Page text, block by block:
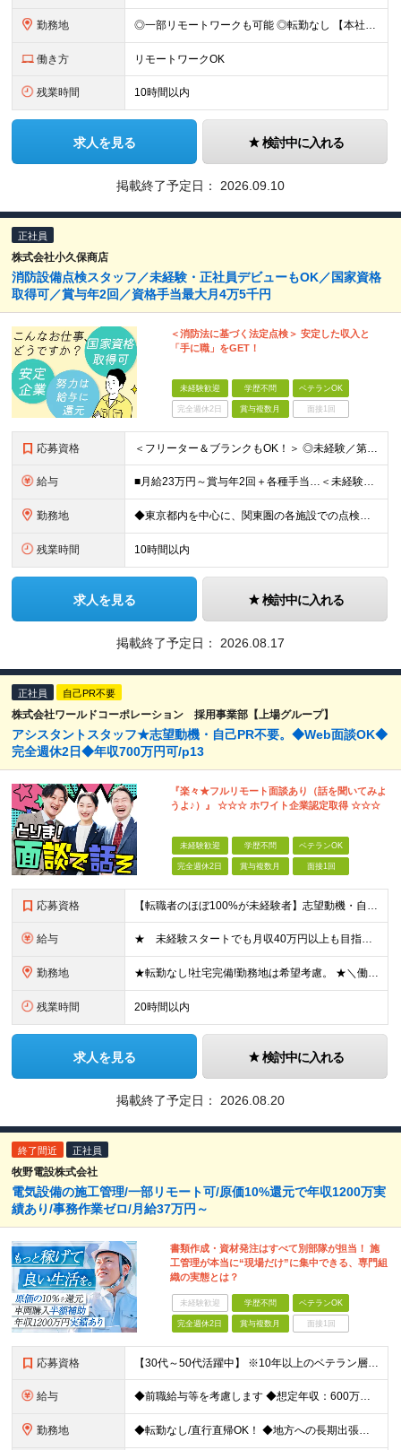
勤務地 ◎一部リモートワークも可能 ◎転勤なし 【本社】東京都練馬区南大泉5-38-10 ※現場は東京23区、神奈川、千葉、埼玉などの首都圏エリアです (変更の範囲)上記を除く当社関連勤務地
働き方 リモートワークOK
残業時間 10時間以内
求人を見る 検討中に入れる
掲載終了予定日： 2026.09.10
正社員
株式会社小久保商店
消防設備点検スタッフ／未経験・正社員デビューもOK／国家資格
取得可／賞与年2回／資格手当最大月4万5千円
＜消防法に基づく法定点検＞ 安定した収入と
「手に職」をGET！
未経験歓迎 学歴不問 ベテランOK
完全週休2日 賞与複数月 面接1回
応募資格 ＜フリーター＆ブランクもOK！＞ ◎未経験／第二新卒OK ◎学歴不問 ◎普通自動車運転免許（AT限定可） ＜こんな方にピッタリです＞ ◆手に職をつけたい ◆安定した収入がほしい ◆正社員として働きた
給与 ■月給23万円～賞与年2回＋各種手当…＜未経験者＞ ■月給24万円～28万円＋賞与年2回＋各種手当…＜消防設備以外の点検工事経験者＞ ■月給28万円～＋賞与年2回＋各種手当…＜消防設備点検経験者※
勤務地 ◆東京都内を中心に、関東圏の各施設での点検業務になります ◆自転車通勤OK ＜本社＞東京都江東区白河2丁目1－1 ※希望により、関連会社への転籍、出向も可能です（横浜、大阪） ●基本的に日中は外出
残業時間 10時間以内
求人を見る 検討中に入れる
掲載終了予定日： 2026.08.17
正社員 自己PR不要
株式会社ワールドコーポレーション 採用事業部【上場グループ】
アシスタントスタッフ★志望動機・自己PR不要。◆Web面談OK◆
完全週休2日◆年収700万円可/p13
『楽々★フルリモート面談あり（話を聞いてみよ
うよ♪）』 ☆☆☆ ホワイト企業認定取得 ☆☆☆
未経験歓迎 学歴不問 ベテランOK
完全週休2日 賞与複数月 面接1回
応募資格 【転職者のほぼ100%が未経験者】志望動機・自己PR不要 ◎学歴、職歴、転職回数、正社員経験の有無などは一切問いません！ ◎ご年齢が38歳までの方※若年層の長期キャリア形成のため 普通自動車免許（
給与 ★ 未経験スタートでも月収40万円以上も目指せます！ ★ ★ 試用期間6か月あり／給与・待遇に変更なし ★ ＼パターン①orパターン②で給与形態の選択が可能／ ＜パターン①＞ 月給+交通費+（残業
勤務地 ★転勤なし!社宅完備!勤務地は希望考慮。 ★＼働きたいエリアで仕事ができます／ ★U・Iターン歓迎! ■関東/東京、神奈川、埼玉、千葉、群馬、栃木、茨城 ■東北/青森、秋田、岩手、宮城、福島、山形
残業時間 20時間以内
求人を見る 検討中に入れる
掲載終了予定日： 2026.08.20
終了間近 正社員
牧野電設株式会社
電気設備の施工管理/一部リモート可/原価10%還元で年収1200万実
績あり/事務作業ゼロ/月給37万円～
書類作成・資材発注はすべて別部隊が担当！ 施
工管理が本当に“現場だけ”に集中できる、専門組
織の実態とは？
未経験歓迎 学歴不問 ベテランOK
完全週休2日 賞与複数月 面接1回
応募資格 【30代～50代活躍中】 ※10年以上のベテラン層や、ブランクがある方も歓迎！ ※1級電気工事施工管理技士、第一種電気工事士などの資格保有者は優遇します。 ・電気設備施工管理の実務経験をお持ちの方
給与 ◆前職給与等を考慮します ◆想定年収：600万円～1200万円 ◆昨年度賞与実績4ヶ月分 月給37万5000円～75万円＋各種手当＋賞与年2回 ※経験・スキル考慮して決定します。 ※別途、諸手当・残
勤務地 ◆転勤なし/直行直帰OK！ ◆地方への長期出張なし ＜首都圏エリア中心で毎日家に帰れます＞ 現場は東京23区、神奈川、千葉、埼玉などの首都圏エリアの案件がメインです。 地方への長期出張や転勤は一切あ